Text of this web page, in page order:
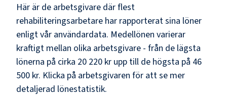
Här är de arbetsgivare där flest
rehabiliteringsarbetare har rapporterat sina löner
enligt vår användardata. Medellönen varierar
kraftigt mellan olika arbetsgivare - från de lägsta
lönerna på cirka 20 220 kr upp till de högsta på 46
500 kr. Klicka på arbetsgivaren för att se mer
detaljerad lönestatistik.